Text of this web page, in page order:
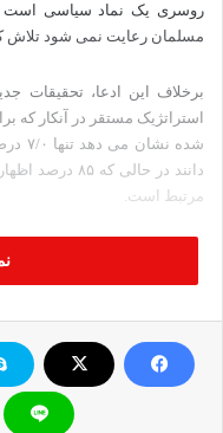
روسری یک نماد سیاسی است و
مسلمان رعایت نمی شود تلاش
برخلاف این ادعا، تحقیقات
استراتژیک مستقر در آنکار که
شده
دانند در
مرتبط است.
براساس نظر تحلیلگران،
قابل توجه مردم ترکیه هیچ
سیاستمداران باید به خواسته